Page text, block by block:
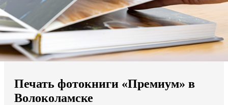
Мы доставляем по всему миру
Продолжить без города
Печать фотокниги «Премиум» в
Волоколамске